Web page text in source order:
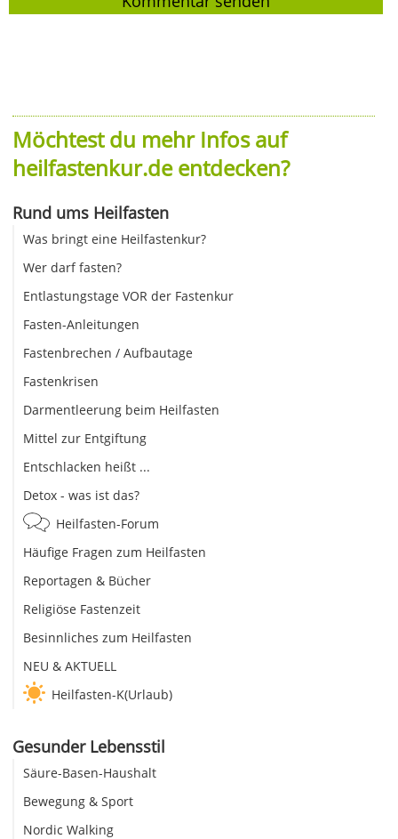
Möchtest du mehr Infos auf
heilfastenkur.de entdecken?
Rund ums Heilfasten
Was bringt eine Heilfastenkur?
Wer darf fasten?
Entlastungstage VOR der Fastenkur
Fasten-Anleitungen
Fastenbrechen / Aufbautage
Fastenkrisen
Darmentleerung beim Heilfasten
Mittel zur Entgiftung
Entschlacken heißt ...
Detox - was ist das?
Heilfasten-Forum
Häufige Fragen zum Heilfasten
Reportagen & Bücher
Religiöse Fastenzeit
Besinnliches zum Heilfasten
NEU & AKTUELL
Heilfasten-K(Urlaub)
Gesunder Lebensstil
Säure-Basen-Haushalt
Bewegung & Sport
Nordic Walking